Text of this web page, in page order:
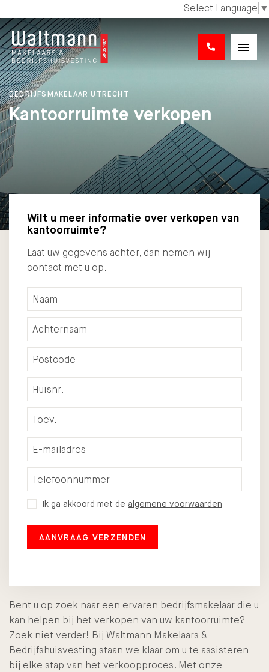
Select Language ▼
BEDRIJFSMAKELAAR UTRECHT
Kantoorruimte verkopen
Wilt u meer informatie over verkopen van
kantoorruimte?
Laat uw gegevens achter, dan nemen wij
contact met u op.
Ik ga akkoord met de algemene voorwaarden
AANVRAAG VERZENDEN
Bent u op zoek naar een ervaren bedrijfsmakelaar die u
kan helpen bij het verkopen van uw kantoorruimte?
Zoek niet verder! Bij Waltmann Makelaars &
Bedrijfshuisvesting staan we klaar om u te assisteren
bij elke stap van het verkoopproces. Met onze